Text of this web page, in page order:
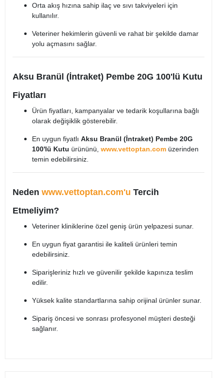
Orta akış hızına sahip ilaç ve sıvı takviyeleri için
kullanılır.
Veteriner hekimlerin güvenli ve rahat bir şekilde damar
yolu açmasını sağlar.
Aksu Branül (İntraket) Pembe 20G 100'lü Kutu
Fiyatları
Ürün fiyatları, kampanyalar ve tedarik koşullarına bağlı
olarak değişiklik gösterebilir.
En uygun fiyatlı Aksu Branül (İntraket) Pembe 20G
100'lü Kutu ürününü, www.vettoptan.com üzerinden
temin edebilirsiniz.
Neden www.vettoptan.com'u Tercih
Etmeliyim?
Veteriner kliniklerine özel geniş ürün yelpazesi sunar.
En uygun fiyat garantisi ile kaliteli ürünleri temin
edebilirsiniz.
Siparişleriniz hızlı ve güvenilir şekilde kapınıza teslim
edilir.
Yüksek kalite standartlarına sahip orijinal ürünler sunar.
Sipariş öncesi ve sonrası profesyonel müşteri desteği
sağlanır.